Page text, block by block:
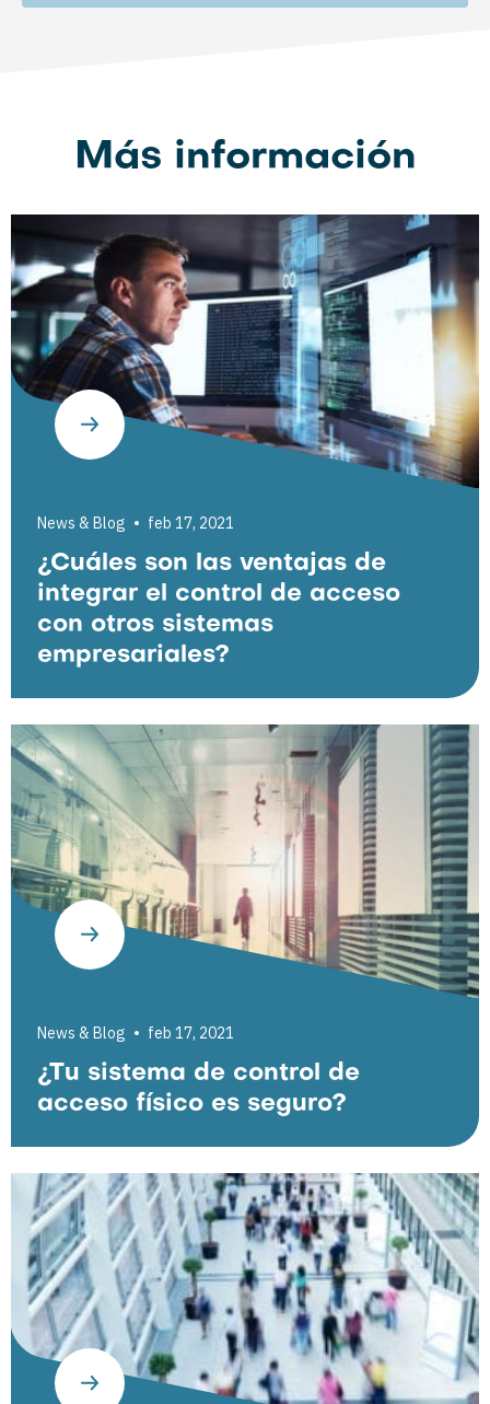
Más información
News & Blog feb 17, 2021
¿Cuáles son las ventajas de
integrar el control de acceso
con otros sistemas
empresariales?
News & Blog feb 17, 2021
¿Tu sistema de control de
acceso físico es seguro?